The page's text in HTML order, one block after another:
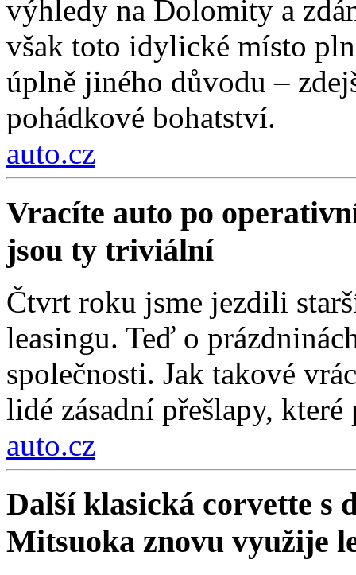
výhledy na Dolomity a
však toto idylické místo
úplně jiného důvodu –
pohádkové bohatství.
auto.cz
Vracíte auto po
jsou ty triviální
Čtvrt roku jsme jezdili
leasingu. Teď o
společnosti. Jak takové
lidé zásadní přešlapy,
auto.cz
Další klasická corvette s
Mitsuoka znovu využije